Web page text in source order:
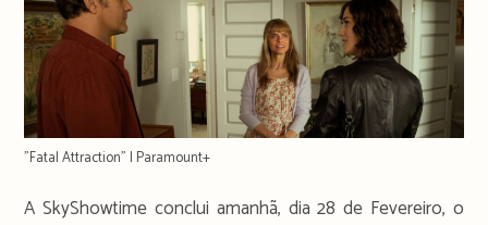
"Fatal Attraction" | Paramount+
A SkyShowtime conclui amanhã, dia 28 de Fevereiro, o